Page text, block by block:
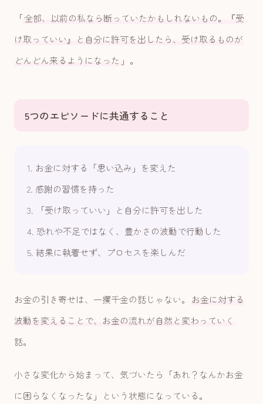
「全部、以前の私なら断っていたかもしれないもの。『受
け取っていい』と自分に許可を出したら、受け取るものが
どんどん来るようになった 」。
5つのエピソードに共通すること
1. お金に対する「思い込み」を変えた
2. 感謝の習慣を持った
3. 「受け取っていい」と自分に許可を出した
4. 恐れや不足ではなく、豊かさの波動で行動した
5. 結果に執着せず、プロセスを楽しんだ
お金の引き寄せは、一攫千金の話じゃない。
お金に対する
波動を変えることで、お金の流れが自然と変わっていく
話。
小さな変化から始まって、気づいたら「あれ？なんかお金
に困らなくなったな」という状態になっている。